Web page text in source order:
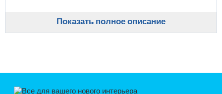
Показать полное описание